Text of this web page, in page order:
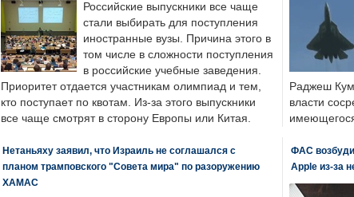
Российские выпускники все чаще
стали выбирать для поступления
иностранные вузы. Причина этого в
том числе в сложности поступления
в российские учебные заведения.
Приоритет отдается участникам олимпиад и тем,
кто поступает по квотам. Из-за этого выпускники
все чаще смотрят в сторону Европы или Китая.
Раджеш
власти
Нетаньяху заявил, что Израиль не соглашался с
планом трамповского "Совета мира" по разоружению
ХАМАС
ФАС
Apple из-за